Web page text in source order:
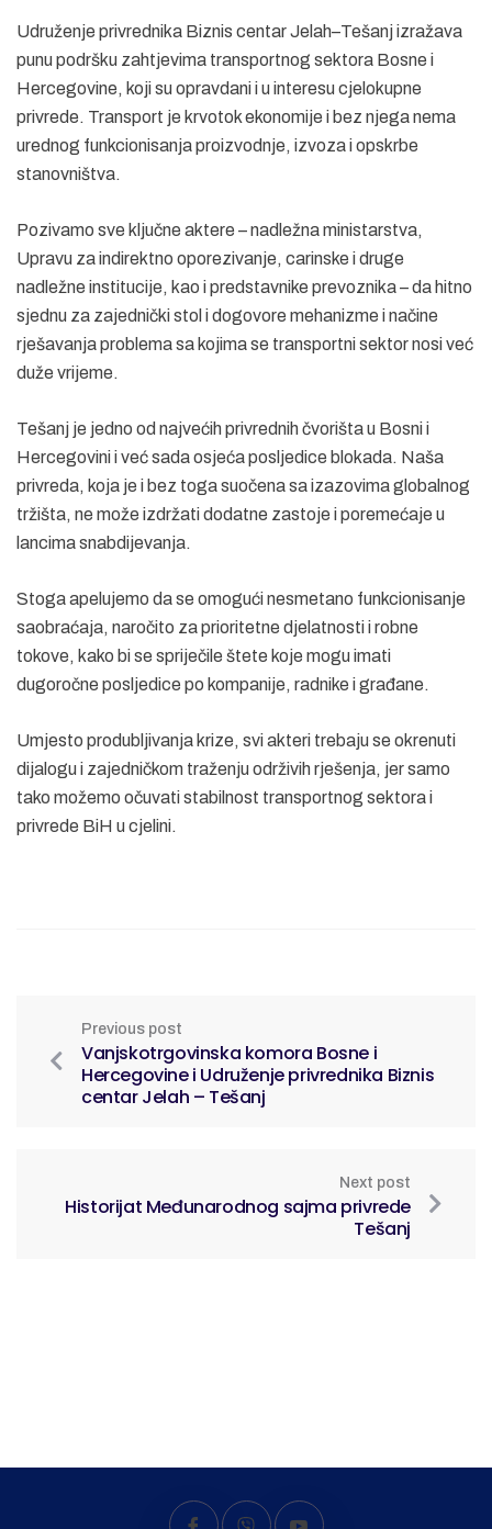
Udruženje privrednika Biznis centar Jelah–Tešanj izražava
punu podršku zahtjevima transportnog sektora Bosne i
Hercegovine, koji su opravdani i u interesu cjelokupne
privrede. Transport je krvotok ekonomije i bez njega nema
urednog funkcionisanja proizvodnje, izvoza i opskrbe
stanovništva.
Pozivamo sve ključne aktere – nadležna ministarstva,
Upravu za indirektno oporezivanje, carinske i druge
nadležne institucije, kao i predstavnike prevoznika – da hitno
sjednu za zajednički stol i dogovore mehanizme i načine
rješavanja problema sa kojima se transportni sektor nosi već
duže vrijeme.
Tešanj je jedno od najvećih privrednih čvorišta u Bosni i
Hercegovini i već sada osjeća posljedice blokada. Naša
privreda, koja je i bez toga suočena sa izazovima globalnog
tržišta, ne može izdržati dodatne zastoje i poremećaje u
lancima snabdijevanja.
Stoga apelujemo da se omogući nesmetano funkcionisanje
saobraćaja, naročito za prioritetne djelatnosti i robne
tokove, kako bi se spriječile štete koje mogu imati
dugoročne posljedice po kompanije, radnike i građane.
Umjesto produbljivanja krize, svi akteri trebaju se okrenuti
dijalogu i zajedničkom traženju održivih rješenja, jer samo
tako možemo očuvati stabilnost transportnog sektora i
privrede BiH u cjelini.
Previous post
Vanjskotrgovinska komora Bosne i
Hercegovine i Udruženje privrednika Biznis
centar Jelah – Tešanj
Next post
Historijat Međunarodnog sajma privrede
Tešanj